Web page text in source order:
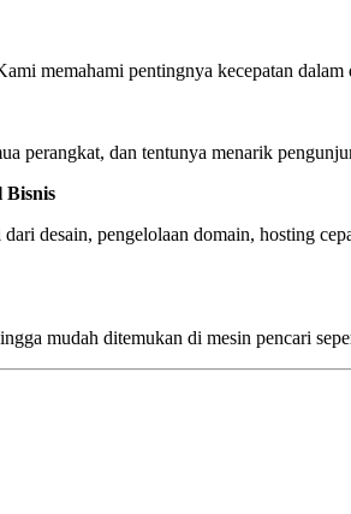
memahami pentingnya kecepatan dalam
perangkat, dan tentunya menarik
Bisnis
desain, pengelolaan domain, hosting
mudah ditemukan di mesin pencari